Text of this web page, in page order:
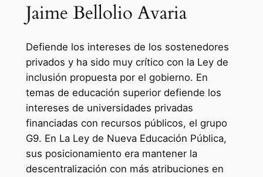
Jaime Bellolio Avaria
Defiende los intereses de los sostenedores
privados y ha sido muy crítico con la Ley de
inclusión propuesta por el gobierno. En
temas de educación superior defiende los
intereses de universidades privadas
financiadas con recursos públicos, el grupo
G9. En La Ley de Nueva Educación Pública,
sus posicionamiento era mantener la
descentralización con más atribuciones en